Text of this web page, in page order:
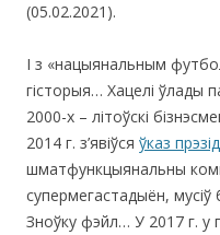
(05.02.2021).
І з «нацыянальным
гісторыя… Хацелі ўлады
2000-х – літоўскі
2014 г. з’явіўся ўказ
шматфункцыянальны
супермегастадыён,
Зноўку фэйл… У 2017 г. у